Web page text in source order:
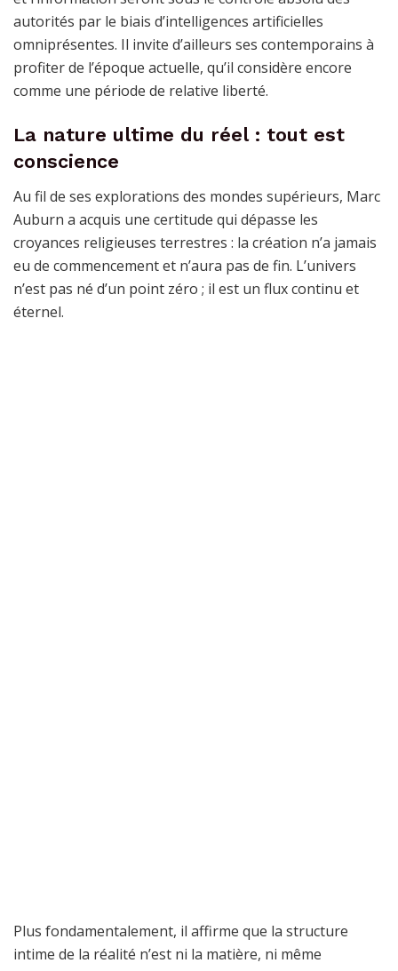
autorités par le biais d’intelligences artificielles
omniprésentes. Il invite d’ailleurs ses contemporains à
profiter de l’époque actuelle, qu’il considère encore
comme une période de relative liberté.
La nature ultime du réel : tout est
conscience
Au fil de ses explorations des mondes supérieurs, Marc
Auburn a acquis une certitude qui dépasse les
croyances religieuses terrestres : la création n’a jamais
eu de commencement et n’aura pas de fin. L’univers
n’est pas né d’un point zéro ; il est un flux continu et
éternel.
Plus fondamentalement, il affirme que la structure
intime de la réalité n’est ni la matière, ni même